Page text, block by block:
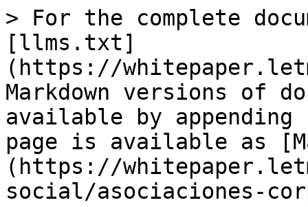
> For the complete
[llms.txt]
(https://
Markdown versions of
available by
page is available as
(https://
social/asociaciones-